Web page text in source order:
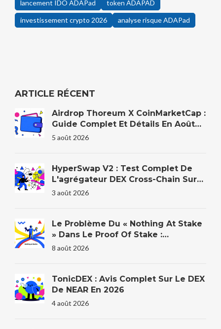
lancement IDO ADAPad token ADAPAD
investissement crypto 2026 analyse risque ADAPad
ARTICLE RÉCENT
Airdrop Thoreum X CoinMarketCap :
Guide Complet Et Détails En Août
2026
5 août 2026
HyperSwap V2 : Test Complet De
L'agrégateur DEX Cross-Chain Sur
HyperEVM
3 août 2026
Le Problème Du « Nothing At Stake
» Dans Le Proof Of Stake :
Explication
8 août 2026
TonicDEX : Avis Complet Sur Le DEX
De NEAR En 2026
4 août 2026